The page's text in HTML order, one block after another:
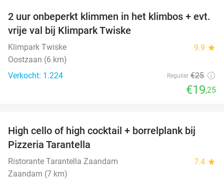
23%
2 uur onbeperkt klimmen in het klimbos + evt.
vrije val bij Klimpark Twiske
Klimpark Twiske 9.9 star
Oostzaan (6 km)
Verkocht: 1.224
Regulier €25
€19,25
55%
High cello of high cocktail + borrelplank bij
Pizzeria Tarantella
Ristorante Tarantella Zaandam 7.4 star
Zaandam (7 km)